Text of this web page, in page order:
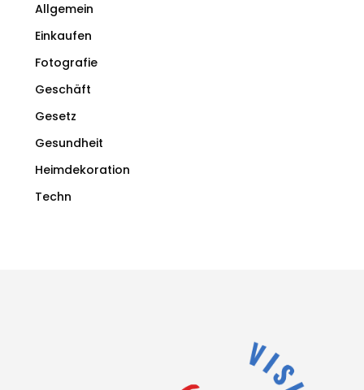
Allgemein
Einkaufen
Fotografie
Geschäft
Gesetz
Gesundheit
Heimdekoration
Techn